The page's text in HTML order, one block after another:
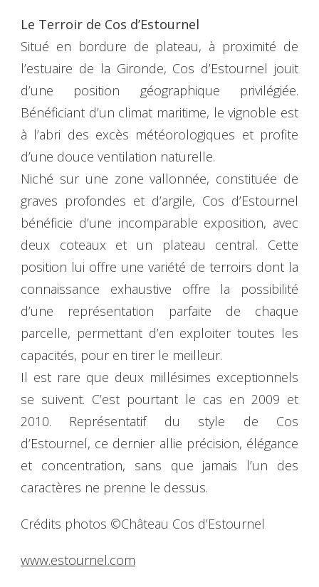
Le Terroir de Cos d’Estournel
Situé en bordure de plateau, à proximité de
l’estuaire de la Gironde, Cos d’Estournel jouit
d’une position géographique privilégiée.
Bénéficiant d’un climat maritime, le vignoble est
à l’abri des excès météorologiques et profite
d’une douce ventilation naturelle.
Niché sur une zone vallonnée, constituée de
graves profondes et d’argile, Cos d’Estournel
bénéficie d’une incomparable exposition, avec
deux coteaux et un plateau central. Cette
position lui offre une variété de terroirs dont la
connaissance exhaustive offre la possibilité
d’une représentation parfaite de chaque
parcelle, permettant d’en exploiter toutes les
capacités, pour en tirer le meilleur.
Il est rare que deux millésimes exceptionnels
se suivent. C’est pourtant le cas en 2009 et
2010. Représentatif du style de Cos
d’Estournel, ce dernier allie précision, élégance
et concentration, sans que jamais l’un des
caractères ne prenne le dessus.
Crédits photos ©Château Cos d’Estournel
www.estournel.com